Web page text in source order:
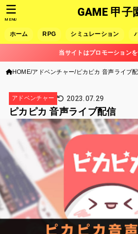
GAME 甲子
ホーム RPG シミュレーション
MENU
当サイトはプロモーション
HOME アドベンチャー ピカピカ 音声ライブ
アドベンチャー 2023.07.29
ピカピカ 音声ライブ配信